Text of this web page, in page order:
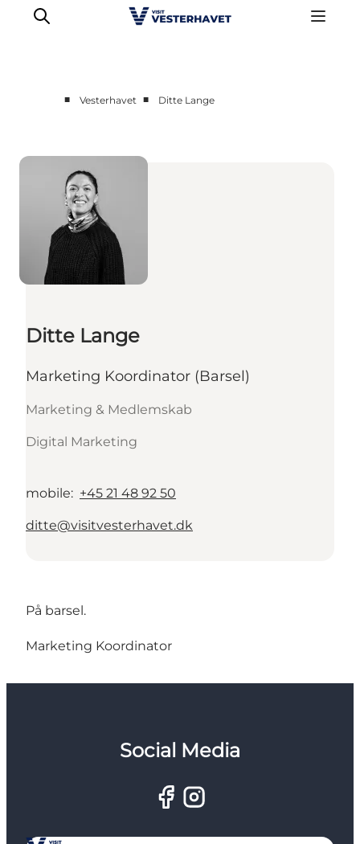
Oplevelser
Vores Byer
Mad & Overnatning
Køb billet
Planlæg din ferie
■ Vesterhavet ■ Ditte Lange
Ditte Lange
Marketing Koordinator (Barsel)
Marketing & Medlemskab
Digital Marketing
mobile: +45 21 48 92 50
ditte@visitvesterhavet.dk
På barsel.
Marketing Koordinator
Social Media